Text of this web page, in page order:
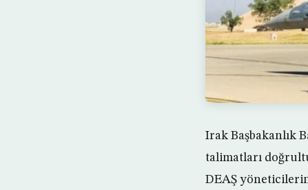
Irak Başbakanlık
talimatları
DEAŞ